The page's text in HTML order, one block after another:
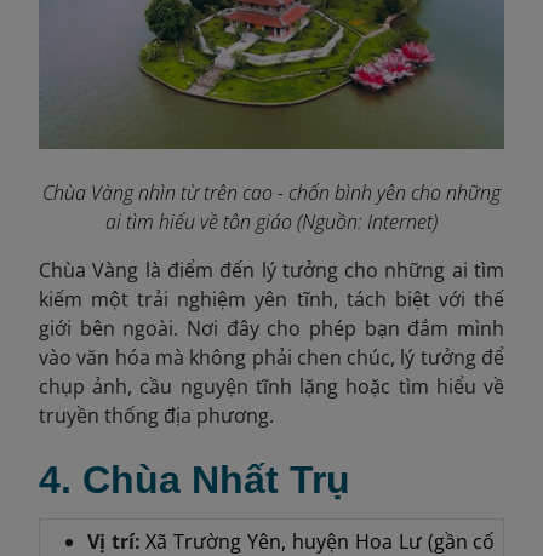
Chùa Vàng nhìn từ trên cao - chốn bình yên cho những
ai tìm hiểu về tôn giáo (Nguồn: Internet)
Chùa Vàng là điểm đến lý tưởng cho những ai tìm
kiếm một trải nghiệm yên tĩnh, tách biệt với thế
giới bên ngoài. Nơi đây cho phép bạn đắm mình
vào văn hóa mà không phải chen chúc, lý tưởng để
chụp ảnh, cầu nguyện tĩnh lặng hoặc tìm hiểu về
truyền thống địa phương.
4. Chùa Nhất Trụ
Vị trí:Xã Trường Yên, huyện Hoa Lư (gần cố